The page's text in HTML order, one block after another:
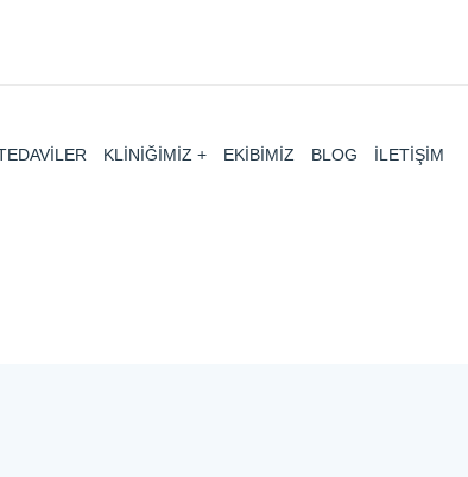
KLİNİĞİMİZ EKİBİMİZ BLOG İLETİŞİM